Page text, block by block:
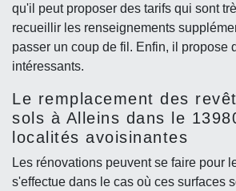
qu'il peut proposer des tarifs qui sont
recueillir les renseignements
passer un coup de fil. Enfin, il propose
intéressants.
Le remplacement des
sols à Alleins dans le
localités avoisinantes
Les rénovations peuvent se faire pour
s'effectue dans le cas où ces surfaces